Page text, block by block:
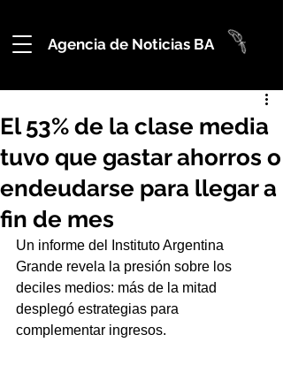
Agencia de Noticias BA
El 53% de la clase media
tuvo que gastar ahorros o
endeudarse para llegar a
fin de mes
Un informe del Instituto Argentina
Grande revela la presión sobre los
deciles medios: más de la mitad
desplegó estrategias para
complementar ingresos.